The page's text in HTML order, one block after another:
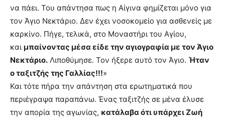
να πάει. Του απάντησα πως η Αίγινα φημίζεται μόνο για
τον Άγιο Νεκτάριο. Δεν έχει νοσοκομείο για ασθενείς με
καρκίνο. Πήγε, τελικά, στο Μοναστήρι του Αγίου,
και μπαίνοντας μέσα είδε την αγιογραφία με τον Άγιο
Νεκτάριο. Λιποθύμησε. Τον ήξερε αυτό τον Άγιο. Ήταν
ο ταξιτζής της Γαλλίας!!!»
Και τότε πήρα την απάντηση στα ερωτηματικά που
περιέγραψα παραπάνω. Ένας ταξιτζής σε μένα έλυσε
την απορία της αγωνίας, κατάλαβα ότι υπάρχει Ζωή